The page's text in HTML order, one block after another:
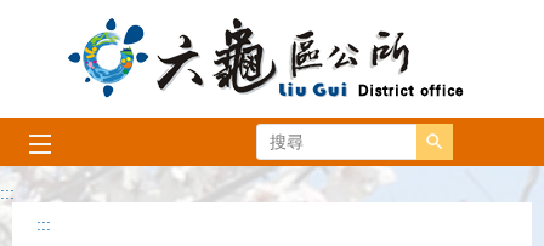
跳到主要內容區塊
搜尋
:::
:::